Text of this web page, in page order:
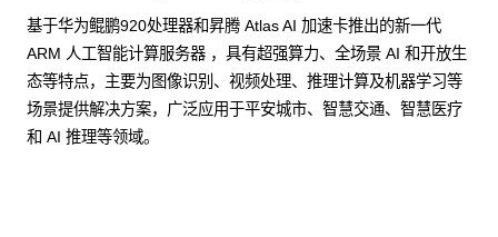
基于华为鲲鹏920处理器和昇腾 Atlas AI 加速卡推出的新一代
ARM 人工智能计算服务器 ，具有超强算力、全场景 AI 和开放生
态等特点，主要为图像识别、视频处理、推理计算及机器学习等
场景提供解决方案，广泛应用于平安城市、智慧交通、智慧医疗
和 AI 推理等领域。